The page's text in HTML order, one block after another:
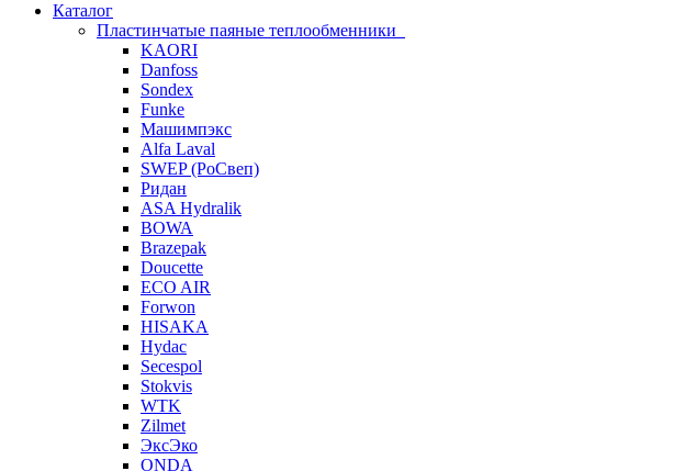
Каталог
Пластинчатые паяные теплообменники
KAORI
Danfoss
Sondex
Funke
Машимпэкс
Alfa Laval
SWEP (РоСвеп)
Ридан
ASA Hydralik
BOWA
Brazepak
Doucette
ECO AIR
Forwon
HISAKA
Hydac
Secespol
Stokvis
WTK
Zilmet
ЭксЭко
ONDA